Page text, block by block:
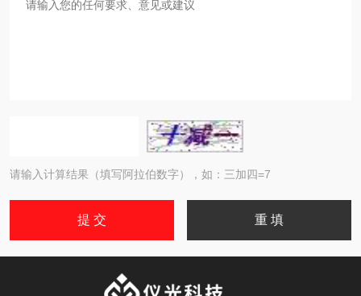
请输入计算结果（填写阿拉伯数字），如：三加四=7